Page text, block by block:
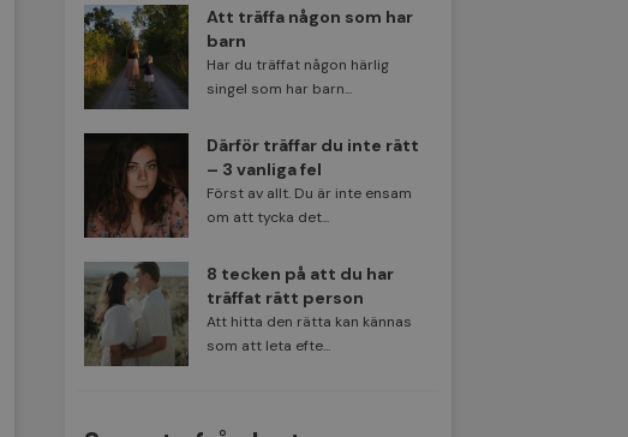
Att träffa någon som har
barn
Har du träffat någon härlig
singel som har barn...
Därför träffar du inte rätt
– 3 vanliga fel
Först av allt. Du är inte ensam
om att tycka det...
8 tecken på att du har
träffat rätt person
Att hitta den rätta kan kännas
som att leta efte...